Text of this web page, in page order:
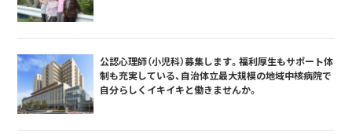
公認心理師（小児科）募集します。福利厚生もサポート体
制も充実している、自治体立最大規模の地域中核病院で
自分らしくイキイキと働きませんか。